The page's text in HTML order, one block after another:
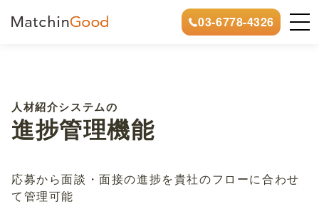
03-6778-4326
人材紹介システムの
進捗管理機能
応募から面談・面接の進捗を貴社のフローに合わせ
て管理可能